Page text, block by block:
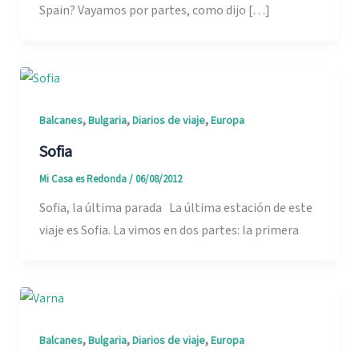
Spain? Vayamos por partes, como dijo […]
Balcanes,Bulgaria,Diarios de viaje,Europa
Sofia
Mi Casa es Redonda/ 06/08/2012
Sofia, la última parada La última estación de este
viaje es Sofia. La vimos en dos partes: la primera
Balcanes,Bulgaria,Diarios de viaje,Europa